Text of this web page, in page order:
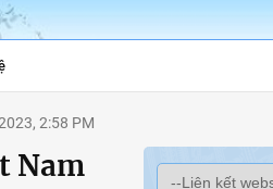
2:58 PM
Nam